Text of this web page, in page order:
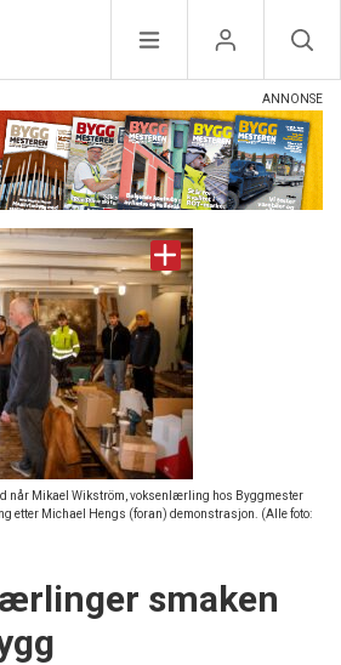
når Mikael Wikström, voksenlærling hos Byggmester
etter Michael Hengs (foran) demonstrasjon. (Alle foto:
smaken